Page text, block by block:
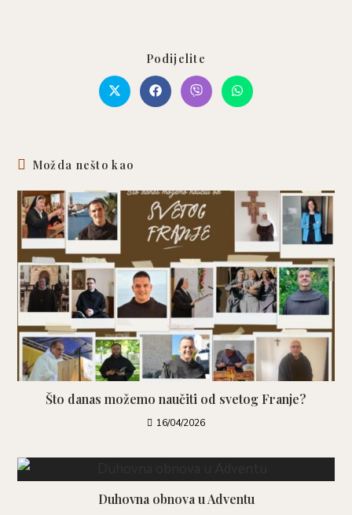
Podijelite
Možda nešto kao
Što danas možemo naučiti od svetog Franje?
16/04/2026
Duhovna obnova u Adventu